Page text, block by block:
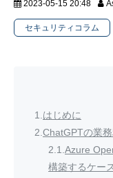
2023-05-15 20:48
セキュリティコラム
1.はじめに
2.ChatGPTの業
2.1.Azure
構築するケー